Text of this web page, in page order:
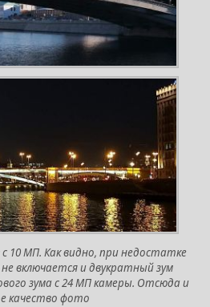
10 МП. Как видно, при недостатке
включается и двукратный зум
зума с 24 МП камеры. Отсюда и
качество фото